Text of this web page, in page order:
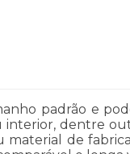
padrão e
dentre
de